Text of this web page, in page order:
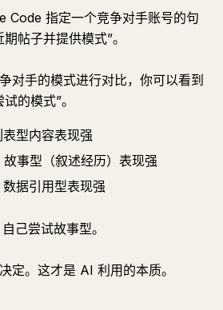
Code 指定一个竞争对手账号的句
帖子并提供模式”。
对手的模式进行对比，你可以看到
的模式”。
型内容表现强
事型（叙述经历）表现强
据引用型表现强
己尝试故事型。
定。这才是 AI 利用的本质。